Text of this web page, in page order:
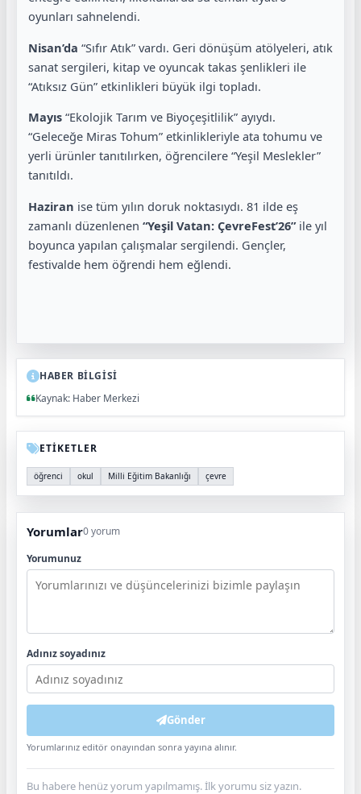
oyunları sahnelendi.
Nisan’da “Sıfır Atık” vardı. Geri dönüşüm atölyeleri, atık
sanat sergileri, kitap ve oyuncak takas şenlikleri ile
“Atıksız Gün” etkinlikleri büyük ilgi topladı.
Mayıs “Ekolojik Tarım ve Biyoçeşitlilik” ayıydı.
“Geleceğe Miras Tohum” etkinlikleriyle ata tohumu ve
yerli ürünler tanıtılırken, öğrencilere “Yeşil Meslekler”
tanıtıldı.
Haziran ise tüm yılın doruk noktasıydı. 81 ilde eş
zamanlı düzenlenen “Yeşil Vatan: ÇevreFest’26”ile yıl
boyunca yapılan çalışmalar sergilendi. Gençler,
festivalde hem öğrendi hem eğlendi.
HABER BİLGİSİ
Kaynak: Haber Merkezi
ETİKETLER
öğrenci okul Milli Eğitim Bakanlığı çevre
Yorumlar0 yorum
Yorumunuz
Adınız soyadınız
Gönder
Yorumlarınız editör onayından sonra yayına alınır.
Bu habere henüz yorum yapılmamış. İlk yorumu siz yazın.